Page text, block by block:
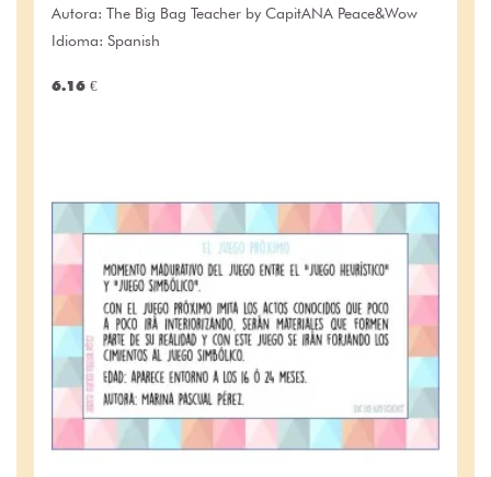
Autora: The Big Bag Teacher by CapitANA Peace&Wow
Idioma: Spanish
6.16 €